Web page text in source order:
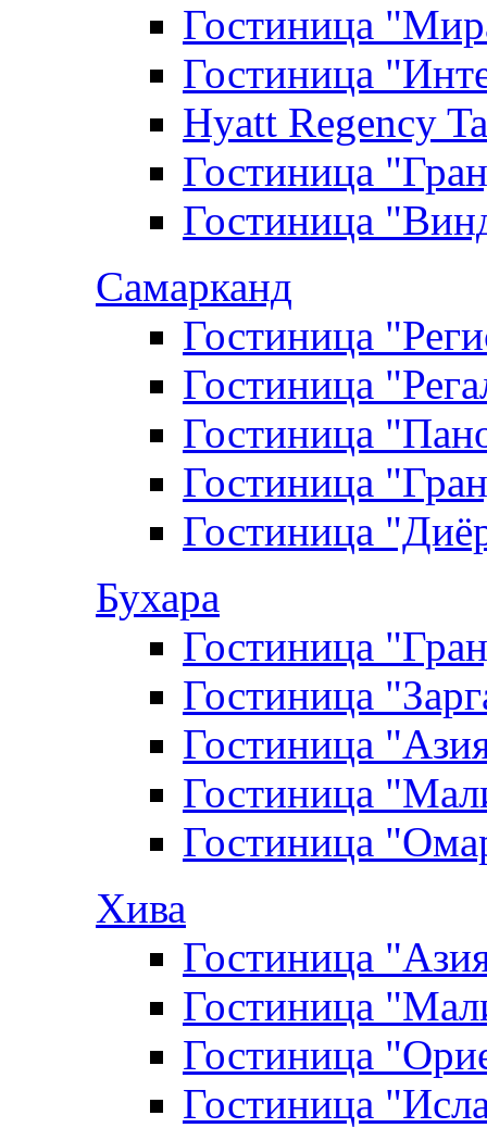
Гостиница
Гостиница
Hyatt Regency
Гостиница
Гостиница
Самарканд
Гостиница
Гостиница
Гостиница
Гостиница
Гостиница
Бухара
Гостиница
Гостиница
Гостиница
Гостиница
Гостиница
Хива
Гостиница
Гостиница
Гостиница
Гостиница